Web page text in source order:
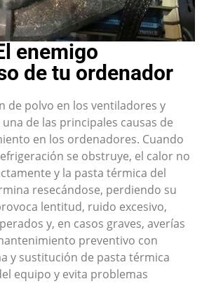
enemigo
de tu ordenador
de polvo en los ventiladores y
de las principales causas de
en los ordenadores. Cuando
se obstruye, el calor no
y la pasta térmica del
resecándose, perdiendo su
lentitud, ruido excesivo,
y, en casos graves, averías
preventivo con
y sustitución de pasta térmica
equipo y evita problemas